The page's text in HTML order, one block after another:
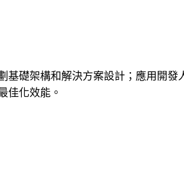
基礎架構和解決方案設計；應用開
佳化效能。